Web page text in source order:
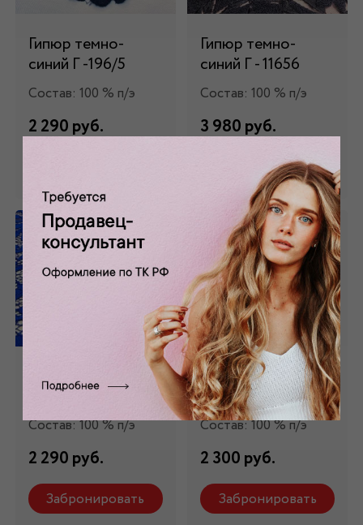
Гипюр темно-
синий Г -196/5
Состав: 100 % п/э
2 290 руб.
Гипюр темно-
синий Г - 11656
Состав: 100 % п/э
3 980 руб.
Забронировать
Гипюр ярко-синий
Г -196/2
Состав: 100 % п/э
2 290 руб.
Забронировать
Гипюр зеленый Г -
202
Состав: 100 % п/э
2 300 руб.
Забронировать